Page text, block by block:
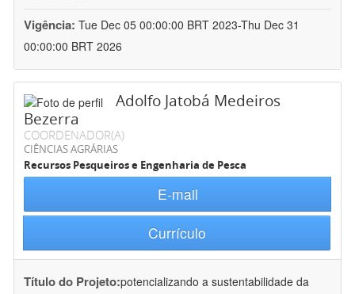
Vigência: Tue Dec 05 00:00:00 BRT 2023-Thu Dec 31
00:00:00 BRT 2026
Adolfo Jatobá Medeiros
Bezerra
COORDENADOR(A)
CIÊNCIAS AGRÁRIAS
Recursos Pesqueiros e Engenharia de Pesca
E-mail
Currículo
Título do Projeto:potencializando a sustentabilidade da